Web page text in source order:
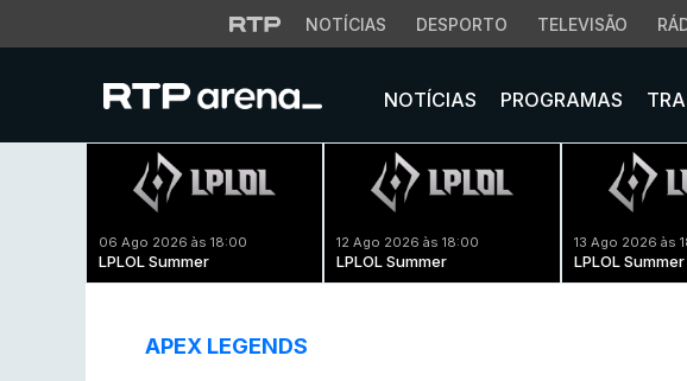
NOTÍCIAS DESPORTO TELEVISÃO
NOTÍCIAS PROGRAMAS
06 Ago 2026 às 18:00
LPLOL Summer
12 Ago 2026 às 18:00
LPLOL Summer
13 Ago 2026 às
LPLOL Summer
APEX LEGENDS